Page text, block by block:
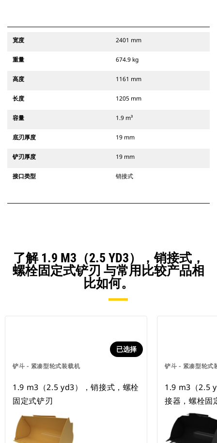
宽度 2401 mm
重量 674.9 kg
高度 1161 mm
长度 1205 mm
容量 1.9 m³
底刃厚度 19 mm
铲刃厚度 19 mm
接口类型 销接式
了解 1.9 M3（2.5 YD3），销接式，
螺栓固定式铲刃 与常用比较产品相
比如何。
铲斗 - 紧凑型轮式装载机
已选择
1.9 m3（2.5 yd3），销接式，螺栓
固定式铲刃
铲斗 - 紧凑型轮式
1.9 m3（2.5
接器，螺栓固